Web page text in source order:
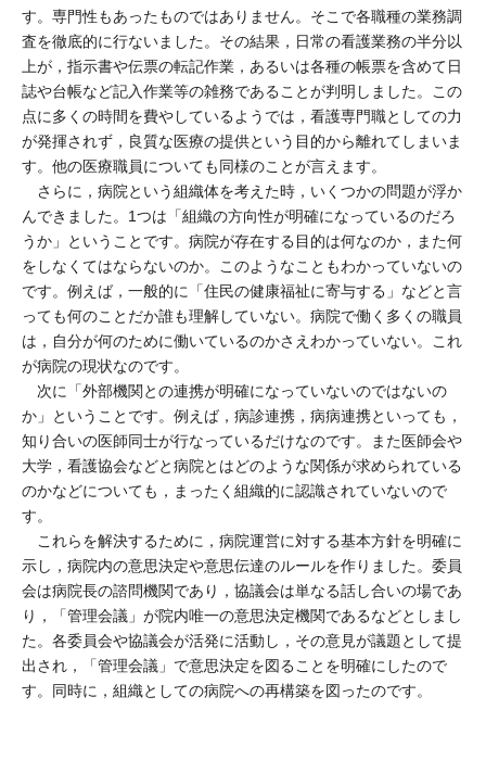
す。専門性もあったものではありません。そこで各職種の業務調
査を徹底的に行ないました。その結果，日常の看護業務の半分以
上が，指示書や伝票の転記作業，あるいは各種の帳票を含めて日
誌や台帳など記入作業等の雑務であることが判明しました。この
点に多くの時間を費やしているようでは，看護専門職としての力
が発揮されず，良質な医療の提供という目的から離れてしまいま
す。他の医療職員についても同様のことが言えます。
さらに，病院という組織体を考えた時，いくつかの問題が浮か
んできました。1つは「組織の方向性が明確になっているのだろ
うか」ということです。病院が存在する目的は何なのか，また何
をしなくてはならないのか。このようなこともわかっていないの
です。例えば，一般的に「住民の健康福祉に寄与する」などと言
っても何のことだか誰も理解していない。病院で働く多くの職員
は，自分が何のために働いているのかさえわかっていない。これ
が病院の現状なのです。
次に「外部機関との連携が明確になっていないのではないの
か」ということです。例えば，病診連携，病病連携といっても，
知り合いの医師同士が行なっているだけなのです。また医師会や
大学，看護協会などと病院とはどのような関係が求められている
のかなどについても，まったく組織的に認識されていないので
す。
これらを解決するために，病院運営に対する基本方針を明確に
示し，病院内の意思決定や意思伝達のルールを作りました。委員
会は病院長の諮問機関であり，協議会は単なる話し合いの場であ
り，「管理会議」が院内唯一の意思決定機関であるなどとしまし
た。各委員会や協議会が活発に活動し，その意見が議題として提
出され，「管理会議」で意思決定を図ることを明確にしたので
す。同時に，組織としての病院への再構築を図ったのです。